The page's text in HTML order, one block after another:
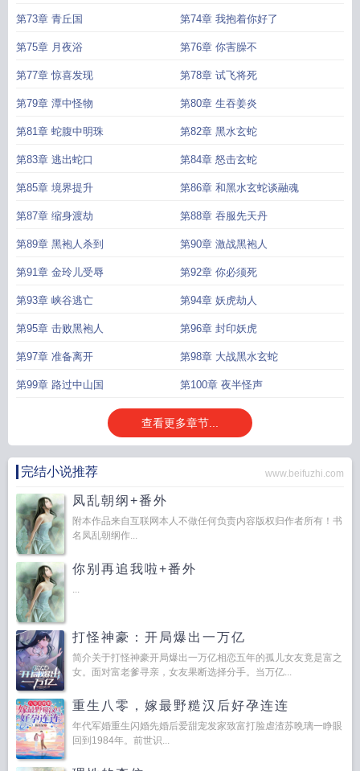
第73章 青丘国 第74章 我抱着你好了
第75章 月夜浴 第76章 你害臊不
第77章 惊喜发现 第78章 试飞将死
第79章 潭中怪物 第80章 生吞姜炎
第81章 蛇腹中明珠 第82章 黑水玄蛇
第83章 逃出蛇口 第84章 怒击玄蛇
第85章 境界提升 第86章 和黑水玄蛇谈融魂
第87章 缩身渡劫 第88章 吞服先天丹
第89章 黑袍人杀到 第90章 激战黑袍人
第91章 金玲儿受辱 第92章 你必须死
第93章 峡谷逃亡 第94章 妖虎劫人
第95章 击败黑袍人 第96章 封印妖虎
第97章 准备离开 第98章 大战黑水玄蛇
第99章 路过中山国 第100章 夜半怪声
查看更多章节...
完结小说推荐 www.beifuzhi.com
凤乱朝纲+番外
附本作品来自互联网本人不做任何负责内容版权归作者所有！书
名凤乱朝纲作...
你别再追我啦+番外
...
打怪神豪：开局爆出一万亿
简介关于打怪神豪开局爆出一万亿相恋五年的孤儿女友竟是富之
女。面对富老爹寻亲，女友果断选择分手。当万亿...
重生八零，嫁最野糙汉后好孕连连
年代军婚重生闪婚先婚后爱甜宠发家致富打脸虐渣苏晩璃一睁眼
回到1984年。前世识...